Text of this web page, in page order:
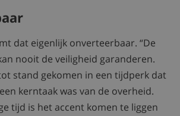
dat eigenlijk onverteerbaar. “De
nooit de veiligheid garanderen.
stand gekomen in een tijdperk dat
kerntaak was van de overheid.
tijd is het accent komen te liggen